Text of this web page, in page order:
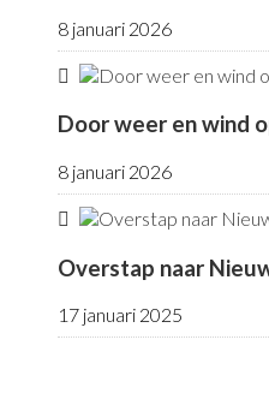
8 januari 2026
Door weer en wind
8 januari 2026
Overstap naar
17 januari 2025